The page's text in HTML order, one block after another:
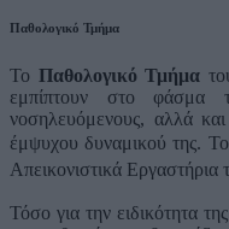
Παθολογικό Τμήμα
To Παθολογικό Τμήμα
εμπίπτουν στο φάσμα
νοσηλευόμενους, αλλά
έμψυχου δυναμικού της.
Απεικονιστικά
Τόσο για την ειδικότητα